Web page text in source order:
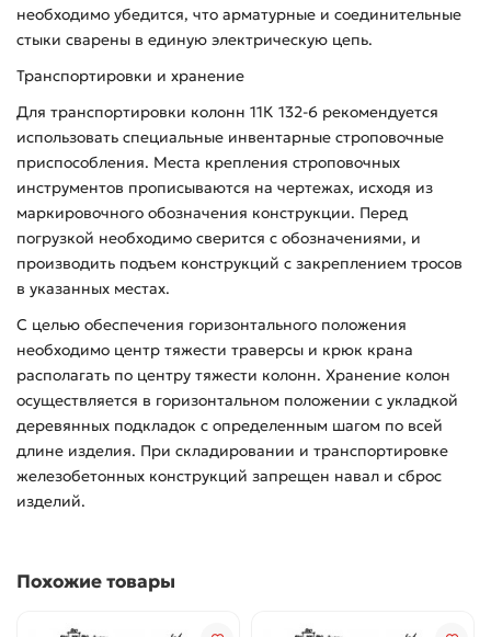
необходимо убедится, что арматурные и соединительные
стыки сварены в единую электрическую цепь.
Транспортировки и хранение
Для транспортировки колонн 11К 132-6 рекомендуется
использовать специальные инвентарные строповочные
приспособления. Места крепления строповочных
инструментов прописываются на чертежах, исходя из
маркировочного обозначения конструкции. Перед
погрузкой необходимо сверится с обозначениями, и
производить подъем конструкций с закреплением тросов
в указанных местах.
С целью обеспечения горизонтального положения
необходимо центр тяжести траверсы и крюк крана
располагать по центру тяжести колонн. Хранение колон
осуществляется в горизонтальном положении с укладкой
деревянных подкладок с определенным шагом по всей
длине изделия. При складировании и транспортировке
железобетонных конструкций запрещен навал и сброс
изделий.
Похожие товары